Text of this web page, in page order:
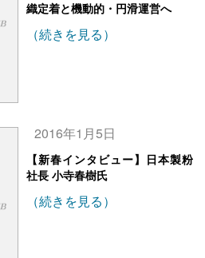
織定着と機動的・円滑運営へ
（続きを見る）
2016年1月5日
【新春インタビュー】日本製粉
社長 小寺春樹氏
（続きを見る）